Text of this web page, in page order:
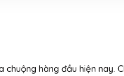
hàng đầu hiện nay.